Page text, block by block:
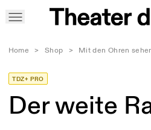
Home > Shop > Mit den Ohren
TDZ+ PRO
Der weite